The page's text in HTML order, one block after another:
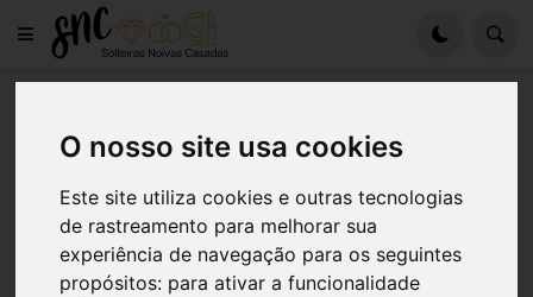
O nosso site usa cookies
Este site utiliza cookies e outras tecnologias
de rastreamento para melhorar sua
experiência de navegação para os seguintes
propósitos: para ativar a funcionalidade
Casa Decor
Nenhum resultado encontrado